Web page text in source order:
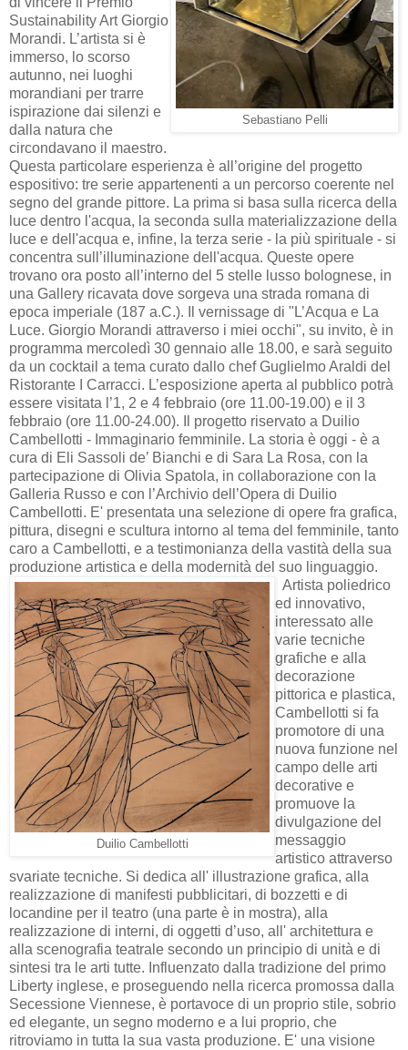
Sebastiano Pelli
Sustainability Art Giorgio
Morandi. L’artista si è
immerso, lo scorso
autunno, nei luoghi
morandiani per trarre
ispirazione dai silenzi e
dalla natura che
circondavano il maestro.
Questa particolare esperienza è all’origine del progetto
espositivo: tre serie appartenenti a un percorso coerente nel
segno del grande pittore. La prima si basa sulla ricerca della
luce dentro l'acqua, la seconda sulla materializzazione della
luce e dell'acqua e, infine, la terza serie - la più spirituale - si
concentra sull’illuminazione dell'acqua. Queste opere
trovano ora posto all’interno del 5 stelle lusso bolognese, in
una Gallery ricavata dove sorgeva una strada romana di
epoca imperiale (187 a.C.). Il vernissage di "L’Acqua e La
Luce. Giorgio Morandi attraverso i miei occhi", su invito, è in
programma mercoledì 30 gennaio alle 18.00, e sarà seguito
da un cocktail a tema curato dallo chef Guglielmo Araldi del
Ristorante I Carracci. L’esposizione aperta al pubblico potrà
essere visitata l’1, 2 e 4 febbraio (ore 11.00-19.00) e il 3
febbraio (ore 11.00-24.00). Il progetto riservato a Duilio
Cambellotti - Immaginario femminile. La storia è oggi - è a
cura di Eli Sassoli de’ Bianchi e di Sara La Rosa, con la
partecipazione di Olivia Spatola, in collaborazione con la
Galleria Russo e con l’Archivio dell’Opera di Duilio
Cambellotti. E' presentata una selezione di opere fra grafica,
pittura, disegni e scultura intorno al tema del femminile, tanto
caro a Cambellotti, e a testimonianza della vastità della sua
produzione artistica e della modernità del suo linguaggio.
Duilio Cambellotti
Artista poliedrico
ed innovativo,
interessato alle
varie tecniche
grafiche e alla
decorazione
pittorica e plastica,
Cambellotti si fa
promotore di una
nuova funzione nel
campo delle arti
decorative e
promuove la
divulgazione del
messaggio
artistico attraverso
svariate tecniche. Si dedica all' illustrazione grafica, alla
realizzazione di manifesti pubblicitari, di bozzetti e di
locandine per il teatro (una parte è in mostra), alla
realizzazione di interni, di oggetti d’uso, all' architettura e
alla scenografia teatrale secondo un principio di unità e di
sintesi tra le arti tutte. Influenzato dalla tradizione del primo
Liberty inglese, e proseguendo nella ricerca promossa dalla
Secessione Viennese, è portavoce di un proprio stile, sobrio
ed elegante, un segno moderno e a lui proprio, che
ritroviamo in tutta la sua vasta produzione. E' una visione